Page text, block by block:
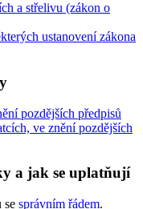
a střelivu (zákon o
ustanovení zákona
pozdějších předpisů
ve znění pozdějších
a jak se uplatňují
se správním řádem.